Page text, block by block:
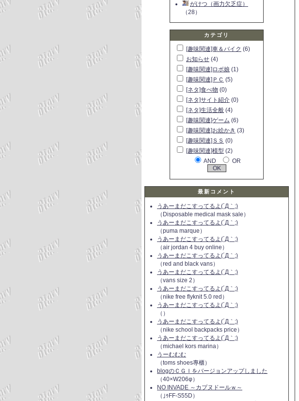
がけつ（画力欠乏症）
（28）
カテゴリ
[趣味関連]車＆バイク (6)
お知らせ (4)
[趣味関連]ロボ娘 (1)
[趣味関連]ＰＣ (5)
[ネタ]食べ物 (0)
[ネタ]サイト紹介 (0)
[ネタ]生活全般 (4)
[趣味関連]ゲーム (6)
[趣味関連]お絵かき (3)
[趣味関連]ＳＳ (0)
[趣味関連]模型 (2)
AND
OR
最新コメント
うあーまだこすってるよ(´Д｀;)
（Disposable medical mask sale）
うあーまだこすってるよ(´Д｀;)
（puma marque）
うあーまだこすってるよ(´Д｀;)
（air jordan 4 buy online）
うあーまだこすってるよ(´Д｀;)
（red and black vans）
うあーまだこすってるよ(´Д｀;)
（vans size 2）
うあーまだこすってるよ(´Д｀;)
（nike free flyknit 5.0 red）
うあーまだこすってるよ(´Д｀;)
（）
うあーまだこすってるよ(´Д｀;)
（nike school backpacks price）
うあーまだこすってるよ(´Д｀;)
（michael kors marina）
うーむむむ
（toms shoes專櫃）
blogのＣＧＩをバージョンアップしました
（40×W206φ）
NO INVADE ～カプヌドールｗ～
（｣ｩFF-S55D）